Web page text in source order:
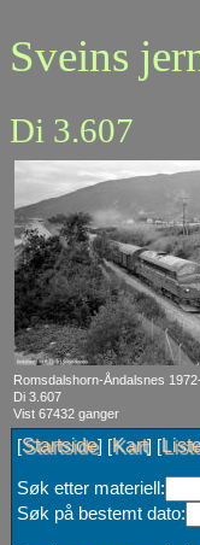
Sveins
Di 3.607
Romsdalshorn-Åndalsnes
Di 3.607
Vist 67432 ganger
[Startside] [Kart] [
Søk etter materiell:
Søk på bestemt dato: